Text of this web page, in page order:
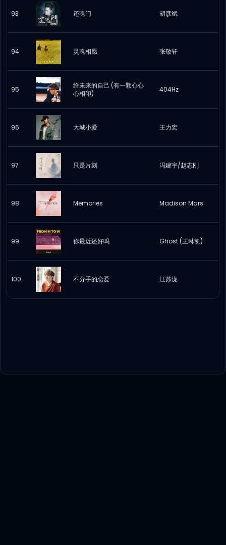
93 还魂门 胡彦斌
94 灵魂相愿 张敬轩
95
给未来的自己 (有一颗心心
心相印)
404Hz
96 大城小爱 王力宏
97 只是片刻 冯建宇/赵志刚
98 Memories Madison Mars
99 你最近还好吗 Ghost (王琳凯)
100 不分手的恋爱 汪苏泷